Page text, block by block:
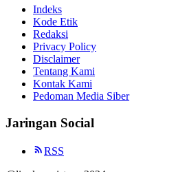
Indeks
Kode Etik
Redaksi
Privacy Policy
Disclaimer
Tentang Kami
Kontak Kami
Pedoman Media Siber
Jaringan Social
RSS